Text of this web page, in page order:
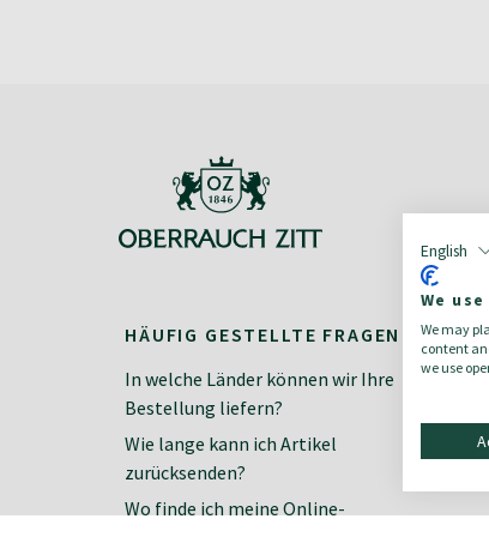
English
We
We may
content
we use
HÄUFIG GESTELLTE FRAGEN
In welche Länder können wir Ihre
Bestellung liefern?
Wie lange kann ich Artikel
zurücksenden?
Wo finde ich meine Online-